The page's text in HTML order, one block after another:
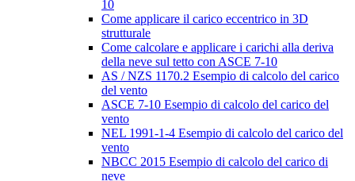
10
Come applicare il carico eccentrico in 3D
strutturale
Come calcolare e applicare i carichi alla deriva
della neve sul tetto con ASCE 7-10
AS / NZS 1170.2 Esempio di calcolo del carico
del vento
ASCE 7-10 Esempio di calcolo del carico del
vento
NEL 1991-1-4 Esempio di calcolo del carico del
vento
NBCC 2015 Esempio di calcolo del carico di
neve